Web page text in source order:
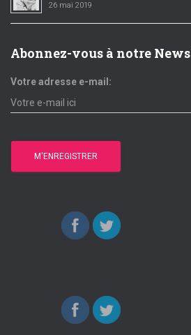
26 mai 2019
Abonnez-vous à notre
Votre adresse e-mail: